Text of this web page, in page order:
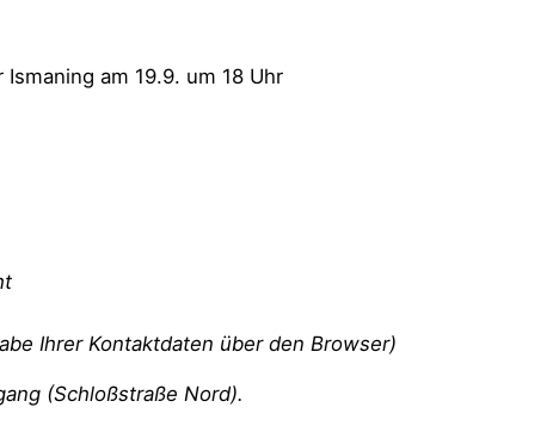
am 19.9. um 18 Uhr
Ihrer Kontaktdaten über den Browser)
(Schloßstraße Nord).